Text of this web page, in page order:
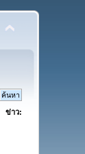
ข่าว: